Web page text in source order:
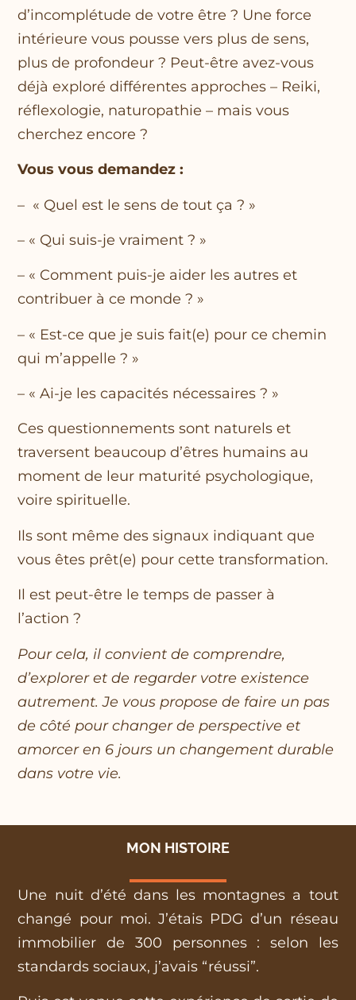
d’incomplétude de votre être ? Une force
intérieure vous pousse vers plus de sens,
plus de profondeur ? Peut-être avez-vous
déjà exploré différentes approches – Reiki,
réflexologie, naturopathie – mais vous
cherchez encore ?
Vous vous demandez :
– « Quel est le sens de tout ça ? »
– « Qui suis-je vraiment ? »
– « Comment puis-je aider les autres et
contribuer à ce monde ? »
– « Est-ce que je suis fait(e) pour ce chemin
qui m’appelle ? »
– « Ai-je les capacités nécessaires ? »
Ces questionnements sont naturels et
traversent beaucoup d’êtres humains au
moment de leur maturité psychologique,
voire spirituelle.
Ils sont même des signaux indiquant que
vous êtes prêt(e) pour cette transformation.
Il est peut-être le temps de passer à
l’action ?
Pour cela, il convient de comprendre,
d’explorer et de regarder votre existence
autrement. Je vous propose de faire un pas
de côté pour changer de perspective et
amorcer en 6 jours un changement durable
dans votre vie.
MON HISTOIRE
Une nuit d’été dans les montagnes a tout
changé pour moi. J’étais PDG d’un réseau
immobilier de 300 personnes : selon les
standards sociaux, j’avais “réussi”.